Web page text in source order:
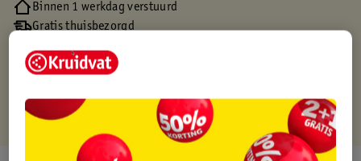
Binnen 1 werkdag verstuurd
Gratis thuisbezorgd
Gratis punten met je Kruidvat kaart